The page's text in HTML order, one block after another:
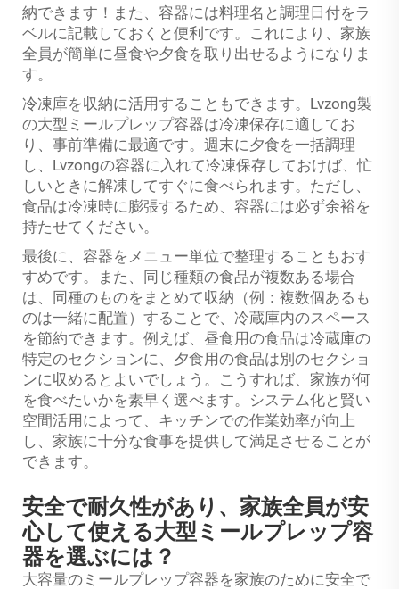
納できます！また、容器には料理名と調理日付をラ
ベルに記載しておくと便利です。これにより、家族
全員が簡単に昼食や夕食を取り出せるようになりま
す。
冷凍庫を収納に活用することもできます。Lvzong製
の大型ミールプレップ容器は冷凍保存に適してお
り、事前準備に最適です。週末に夕食を一括調理
し、Lvzongの容器に入れて冷凍保存しておけば、忙
しいときに解凍してすぐに食べられます。ただし、
食品は冷凍時に膨張するため、容器には必ず余裕を
持たせてください。
最後に、容器をメニュー単位で整理することもおす
すめです。また、同じ種類の食品が複数ある場合
は、同種のものをまとめて収納（例：複数個あるも
のは一緒に配置）することで、冷蔵庫内のスペース
を節約できます。例えば、昼食用の食品は冷蔵庫の
特定のセクションに、夕食用の食品は別のセクショ
ンに収めるとよいでしょう。こうすれば、家族が何
を食べたいかを素早く選べます。システム化と賢い
空間活用によって、キッチンでの作業効率が向上
し、家族に十分な食事を提供して満足させることが
できます。
安全で耐久性があり、家族全員が安
心して使える大型ミールプレップ容
器を選ぶには？
大容量のミールプレップ容器を家族のために安全で